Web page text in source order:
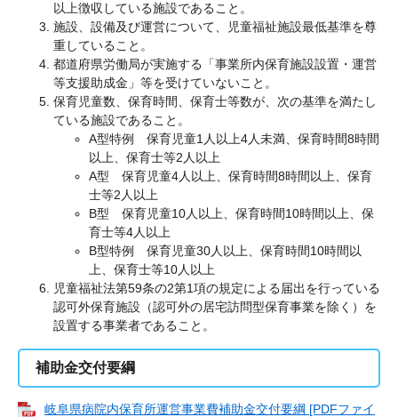
以上徴収している施設であること。
施設、設備及び運営について、児童福祉施設最低基準を尊
重していること。
都道府県労働局が実施する「事業所内保育施設設置・運営
等支援助成金」等を受けていないこと。
保育児童数、保育時間、保育士等数が、次の基準を満たし
ている施設であること。
A型特例 保育児童1人以上4人未満、保育時間8時間
以上、保育士等2人以上
A型 保育児童4人以上、保育時間8時間以上、保育
士等2人以上
B型 保育児童10人以上、保育時間10時間以上、保
育士等4人以上
B型特例 保育児童30人以上、保育時間10時間以
上、保育士等10人以上
児童福祉法第59条の2第1項の規定による届出を行っている
認可外保育施設（認可外の居宅訪問型保育事業を除く）を
設置する事業者であること。
補助金交付要綱
岐阜県病院内保育所運営事業費補助金交付要綱 [PDFファイ